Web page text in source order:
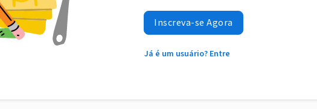
Inscreva-se Agora
Já é um usuário? Entre